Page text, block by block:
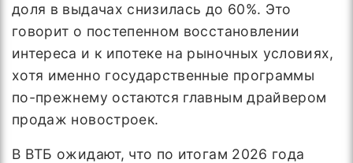
доля в выдачах снизилась до 60%. Это
говорит о постепенном восстановлении
интереса и к ипотеке на рыночных условиях,
хотя именно государственные программы
по-прежнему остаются главным драйвером
продаж новостроек.
В ВТБ ожидают, что по итогам 2026 года